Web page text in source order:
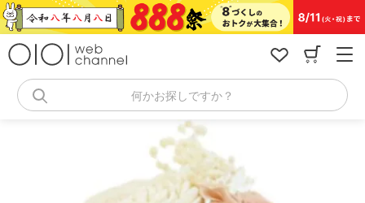
コ
ン
何かお探しですか？